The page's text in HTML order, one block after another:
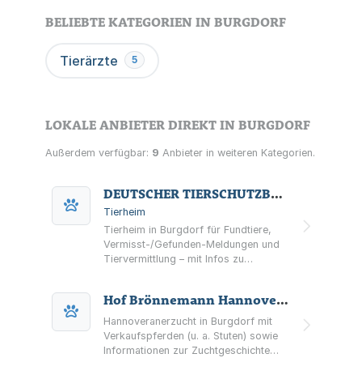
BELIEBTE KATEGORIEN IN BURGDORF
Tierärzte 5
LOKALE ANBIETER DIREKT IN BURGDORF
Außerdem verfügbar: 9 Anbieter in weiteren Kategorien.
DEUTSCHER TIERSCHUTZBUND Ortsverein Hannover e.V.
Tierheim
Tierheim in Burgdorf für Fundtiere,
Vermisst-/Gefunden-Meldungen und
Tiervermittlung – mit Infos zu
Hof Brönnemann Hannoveranerzucht
Hannoveranerzucht in Burgdorf mit
Verkaufspferden (u. a. Stuten) sowie
Informationen zur Zuchtgeschichte